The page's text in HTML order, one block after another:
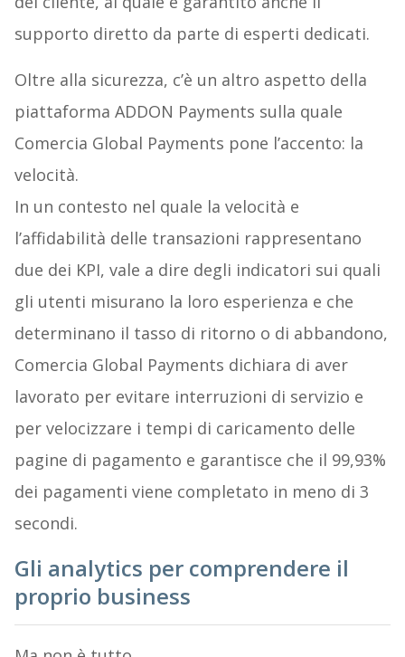
supporto diretto da parte di esperti dedicati.
Oltre alla sicurezza, c’è un altro aspetto della
piattaforma ADDON Payments sulla quale
Comercia Global Payments pone l’accento: la
velocità.
In un contesto nel quale la velocità e
l’affidabilità delle transazioni rappresentano
due dei KPI, vale a dire degli indicatori sui quali
gli utenti misurano la loro esperienza e che
determinano il tasso di ritorno o di abbandono,
Comercia Global Payments dichiara di aver
lavorato per evitare interruzioni di servizio e
per velocizzare i tempi di caricamento delle
pagine di pagamento e garantisce che il 99,93%
dei pagamenti viene completato in meno di 3
secondi.
Gli analytics per comprendere il
proprio business